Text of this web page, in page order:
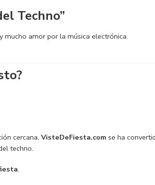
Techno”
mucho amor por la música electrónica.
cercana, VisteDeFiesta.com se ha
techno.
.